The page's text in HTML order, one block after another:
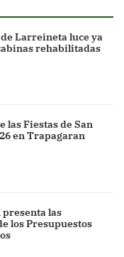
Larreineta luce ya
rehabilitadas
las Fiestas de San
en Trapagaran
las
los Presupuestos